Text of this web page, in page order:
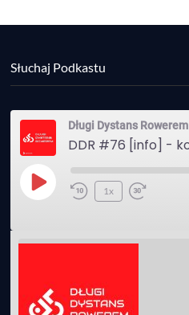
Słuchaj Podkastu
Długi Dystans Rowerem
Play
1x